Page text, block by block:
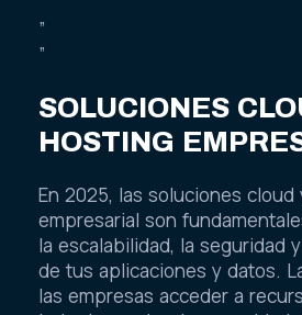
”
”
SOLUCIONES
HOSTING
En 2025, las soluciones
empresarial son
la escalabilidad, la seguridad
de tus aplicaciones y datos.
las empresas acceder a